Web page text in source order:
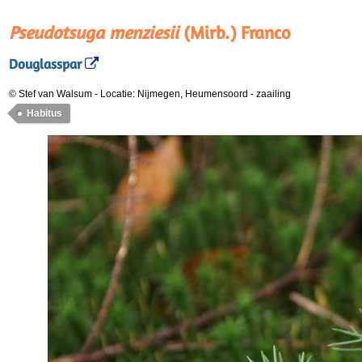
Pseudotsuga menziesii(Mirb.) Franco
Douglasspar
© Stef van Walsum - Locatie: Nijmegen, Heumensoord - zaailing
Habitus